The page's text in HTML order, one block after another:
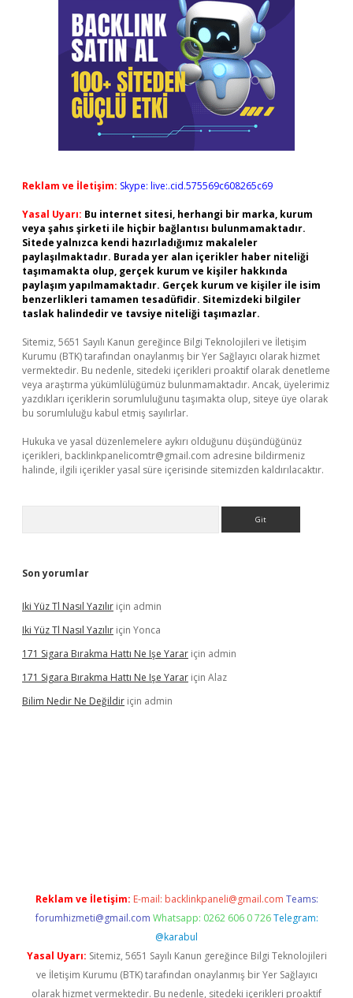
Reklam ve İletişim: Skype: live:.cid.575569c608265c69
Yasal Uyarı: Bu internet sitesi, herhangi bir marka, kurum
veya şahıs şirketi ile hiçbir bağlantısı bulunmamaktadır.
Sitede yalnızca kendi hazırladığımız makaleler
paylaşılmaktadır. Burada yer alan içerikler haber niteliği
taşımamakta olup, gerçek kurum ve kişiler hakkında
paylaşım yapılmamaktadır. Gerçek kurum ve kişiler ile isim
benzerlikleri tamamen tesadüfidir. Sitemizdeki bilgiler
taslak halindedir ve tavsiye niteliği taşımazlar.
Sitemiz, 5651 Sayılı Kanun gereğince Bilgi Teknolojileri ve İletişim
Kurumu (BTK) tarafından onaylanmış bir Yer Sağlayıcı olarak hizmet
vermektedir. Bu nedenle, sitedeki içerikleri proaktif olarak denetleme
veya araştırma yükümlülüğümüz bulunmamaktadır. Ancak, üyelerimiz
yazdıkları içeriklerin sorumluluğunu taşımakta olup, siteye üye olarak
bu sorumluluğu kabul etmiş sayılırlar.
Hukuka ve yasal düzenlemelere aykırı olduğunu düşündüğünüz
içerikleri, backlinkpanelicomtr@gmail.com adresine bildirmeniz
halinde, ilgili içerikler yasal süre içerisinde sitemizden kaldırılacaktır.
Son yorumlar
Iki Yüz Tl Nasıl Yazılır için admin
Iki Yüz Tl Nasıl Yazılır için Yonca
171 Sigara Bırakma Hattı Ne Işe Yarar için admin
171 Sigara Bırakma Hattı Ne Işe Yarar için Alaz
Bilim Nedir Ne Değildir için admin
Reklam ve İletişim: E-mail: backlinkpaneli@gmail.com Teams:
forumhizmeti@gmail.com Whatsapp: 0262 606 0 726 Telegram:
@karabul
Yasal Uyarı: Sitemiz, 5651 Sayılı Kanun gereğince Bilgi Teknolojileri
ve İletişim Kurumu (BTK) tarafından onaylanmış bir Yer Sağlayıcı
olarak hizmet vermektedir. Bu nedenle, sitedeki içerikleri proaktif